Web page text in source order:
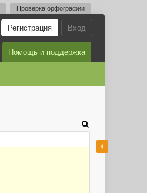
Проверка орфографии
Вход
Регистрация
Помощь и поддержка